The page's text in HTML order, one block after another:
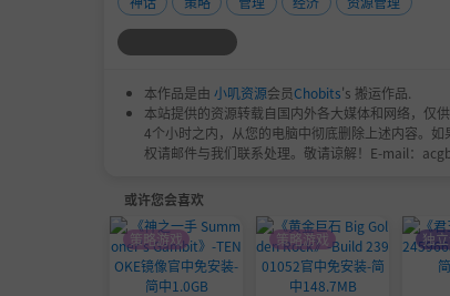
本作品是由 小叽资源会员Chobits's 搬运作品.
本站提供的资源转载自国内外各大媒体和网络，仅
4个小时之内，从您的电脑中彻底删除上述内容。
权请邮件与我们联系处理。敬请谅解！E-mail：
或许您会喜欢
策略游戏 策略游戏 独